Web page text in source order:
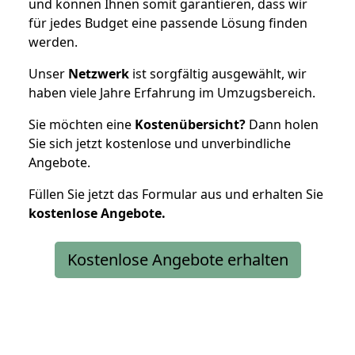
und können Ihnen somit garantieren, dass wir
für jedes Budget eine passende Lösung finden
werden.
Unser Netzwerk ist sorgfältig ausgewählt, wir
haben viele Jahre Erfahrung im Umzugsbereich.
Sie möchten eine Kostenübersicht? Dann holen
Sie sich jetzt kostenlose und unverbindliche
Angebote.
Füllen Sie jetzt das Formular aus und erhalten Sie
kostenloseAngebote.
Kostenlose Angebote erhalten